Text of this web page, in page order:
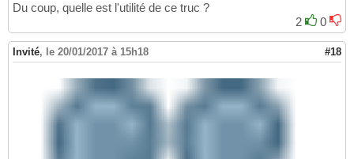
Du coup, quelle est l'utilité de ce truc ?
2
0
Invité, le 20/01/2017 à 15h18 #18